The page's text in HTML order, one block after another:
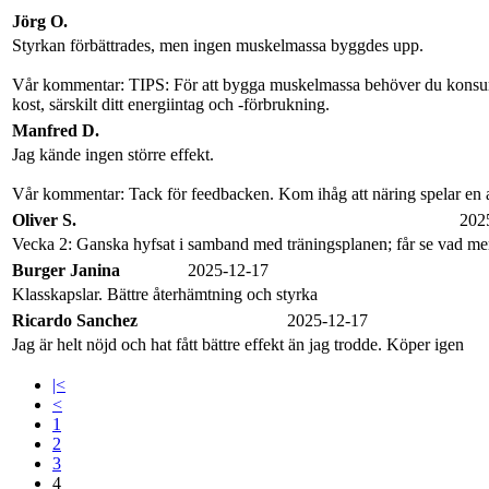
Jörg O.
Styrkan förbättrades, men ingen muskelmassa byggdes upp.
Vår kommentar: TIPS: För att bygga muskelmassa behöver du
kost, särskilt ditt energiintag och -förbrukning.
Manfred D.
Jag kände ingen större effekt.
Vår kommentar: Tack för feedbacken. Kom ihåg att näring spelar
Oliver S.
Vecka 2: Ganska hyfsat i samband med träningsplanen; får se vad
Burger Janina
2025-12-17
Klasskapslar. Bättre återhämtning och styrka
Ricardo Sanchez
2025-12-17
Jag är helt nöjd och hat fått bättre effekt än jag trodde. Köper igen
|<
<
1
2
3
4